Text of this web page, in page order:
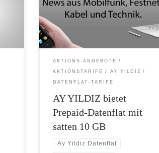
Prepaid-Option mit 10 GB Highspeed-
Internet Preis: 39,99 Euro pro 30 Tage
Aktionsangebot bis 31. August 2016
Aufgebrauchtes Highspeed-Volumen mit
ExtraSpeed nachbuchen AY YILDIZ
AKTIONS-ANGEBOTE
AKTIONSTARIFE AY YILDIZ
DATENFLAT-TARIFE
AY YILDIZ bietet
Prepaid-Datenflat mit
satten 10 GB
Ay Yildiz Datenflat